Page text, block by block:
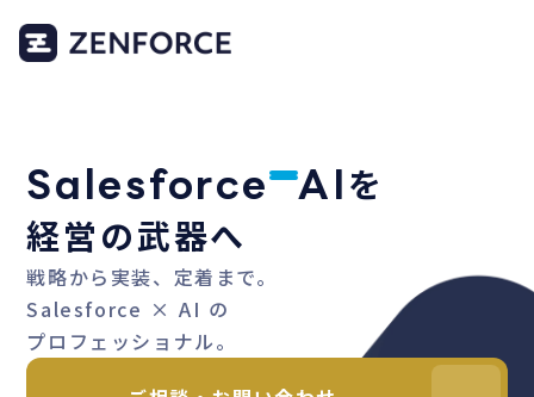
Salesforce AI を
経営の武器へ
戦略から実装、定着まで。
Salesforce × AI の
プロフェッショナル。